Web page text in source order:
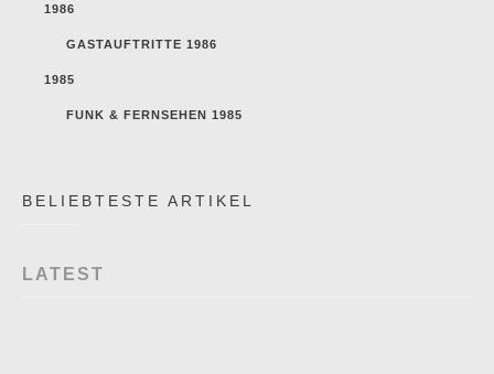
1986
GASTAUFTRITTE 1986
1985
FUNK & FERNSEHEN 1985
BELIEBTESTE ARTIKEL
LATEST